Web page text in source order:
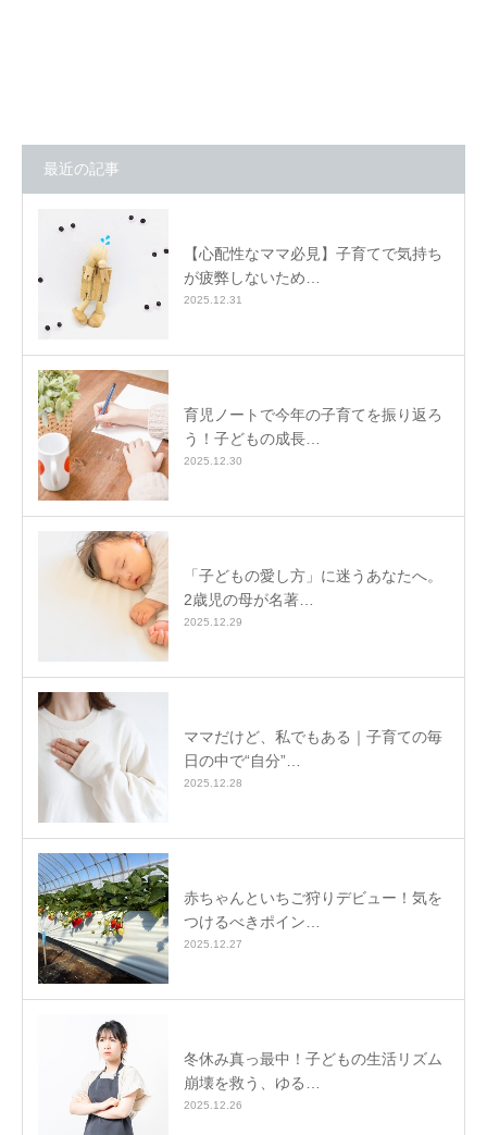
最近の記事
【心配性なママ必見】子育てで気持ち
が疲弊しないため…
2025.12.31
育児ノートで今年の子育てを振り返ろ
う！子どもの成長…
2025.12.30
「子どもの愛し方」に迷うあなたへ。
2歳児の母が名著…
2025.12.29
ママだけど、私でもある｜子育ての毎
日の中で“自分”…
2025.12.28
赤ちゃんといちご狩りデビュー！気を
つけるべきポイン…
2025.12.27
冬休み真っ最中！子どもの生活リズム
崩壊を救う、ゆる…
2025.12.26